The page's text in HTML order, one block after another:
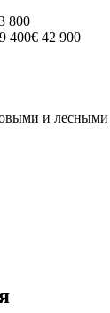
800
400€ 42 900
и